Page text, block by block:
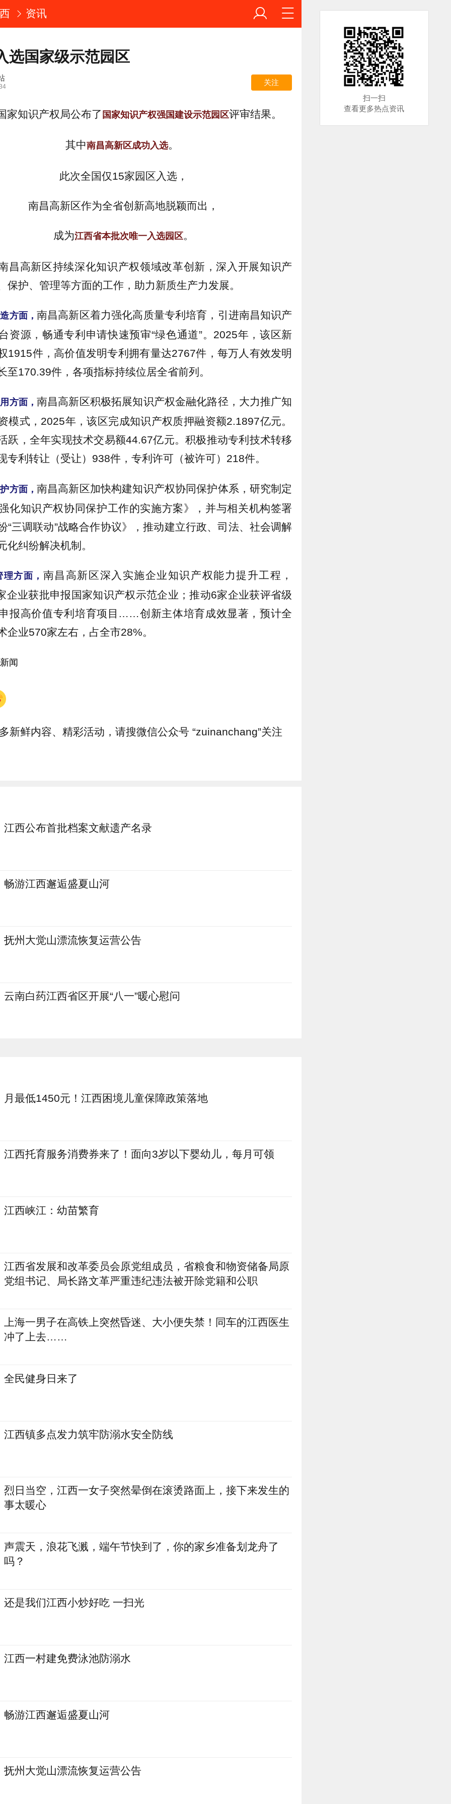
资讯
选国家级示范园区
关注
家知识产权局公布了 国家知识产权强国建设示范园区评审结果。
其中南昌高新区成功入选。
此次全国仅15家园区入选，
南昌高新区作为全省创新高地脱颖而出，
成为江西省本批次唯一入选园区。
昌高新区持续深化知识产权领域改革创新，深入开展知识产
保护、管理等方面的工作，助力新质生产力发展。
方面，南昌高新区着力强化高质量专利培育，引进南昌知识产
资源，畅通专利申请快速预审“绿色通道”。2025年，该区新
1915件，高价值发明专利拥有量达2767件，每万人有效发明
至170.39件，各项指标持续位居全省前列。
方面， 南昌高新区积极拓展知识产权金融化路径，大力推广知
模式，2025年，该区完成知识产权质押融资额2.1897亿元。
跃，全年实现技术交易额44.67亿元。积极推动专利技术转移
专利转让（受让）938件，专利许可（被许可）218件。
方面，南昌高新区加快构建知识产权协同保护体系，研究制定
化知识产权协同保护工作的实施方案》，并与相关机构签署
“三调联动”战略合作协议》，推动建立行政、司法、社会调解
化纠纷解决机制。
方面， 南昌高新区深入实施企业知识产权能力提升工程，
企业获批申报国家知识产权示范企业；推动6家企业获评省级
报高价值专利培育项目……创新主体培育成效显著，预计全
企业570家左右，占全市28%。
闻
新鲜内容、精彩活动，请搜微信公众号 “zuinanchang”关注
江西公布首批档案文献遗产名录
畅游江西邂逅盛夏山河
抚州大觉山漂流恢复运营公告
云南白药江西省区开展“八一”暖心慰问
月最低1450元！江西困境儿童保障政策落地
江西托育服务消费券来了！面向3岁以下婴幼儿，每月可领
江西峡江：幼苗繁育
江西省发展和改革委员会原党组成员，省粮食和物资储备局原
党组书记、局长路文革严重违纪违法被开除党籍和公职
上海一男子在高铁上突然昏迷、大小便失禁！同车的江西医生
冲了上去……
全民健身日来了
江西镇多点发力筑牢防溺水安全防线
烈日当空，江西一女子突然晕倒在滚烫路面上，接下来发生的
事太暖心
声震天，浪花飞溅，端午节快到了，你的家乡准备划龙舟了
吗？
还是我们江西小炒好吃 一扫光
江西一村建免费泳池防溺水
畅游江西邂逅盛夏山河
抚州大觉山漂流恢复运营公告
扫一扫
查看更多热点资讯